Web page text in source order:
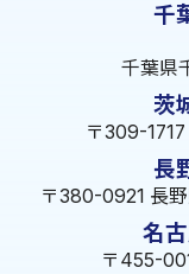
千
千葉県
茨
〒309-
長
〒380-0921 長
名
〒455-